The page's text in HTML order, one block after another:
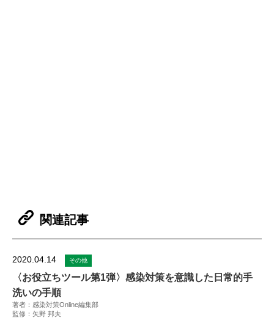
関連記事
2020.04.14 その他
〈お役立ちツール第1弾〉感染対策を意識した日常的手
洗いの手順
著者：感染対策Online編集部
監修：矢野 邦夫